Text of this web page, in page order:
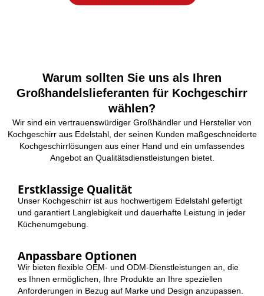
Warum sollten Sie uns als Ihren
Großhandelslieferanten für Kochgeschirr
wählen?
Wir sind ein vertrauenswürdiger Großhändler und Hersteller von
Kochgeschirr aus Edelstahl, der seinen Kunden maßgeschneiderte
Kochgeschirrlösungen aus einer Hand und ein umfassendes
Angebot an Qualitätsdienstleistungen bietet.
Erstklassige Qualität
Unser Kochgeschirr ist aus hochwertigem Edelstahl gefertigt
und garantiert Langlebigkeit und dauerhafte Leistung in jeder
Küchenumgebung.
Anpassbare Optionen
Wir bieten flexible OEM- und ODM-Dienstleistungen an, die
es Ihnen ermöglichen, Ihre Produkte an Ihre speziellen
Anforderungen in Bezug auf Marke und Design anzupassen.